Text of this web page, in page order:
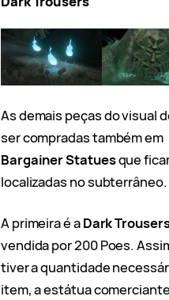
As demais peças do visual
ser compradas também em
Bargainer Statuesque
localizadas no subterrâneo.
A primeira é aDark
vendida por 200 Poes.
tiver a quantidade
item, a estátua